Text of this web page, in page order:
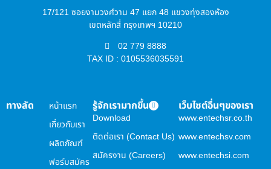
17/121 ซอยงามวงศ์วาน 47 แยก 48 แขวงทุ่งสองห้อง
เขตหลักสี่ กรุงเทพฯ 10210
02 779 8888
TAX ID : 0105536035591
ทางลัด
หน้าแรก
เกี่ยวกับเรา
ผลิตภัณฑ์
ฟอร์มสมัคร
รู้จักเรามากขึ้น
Download
ติดต่อเรา (Contact Us)
สมัครงาน (Careers)
เว็บไซต์อื่นๆของเรา
www.entechsr.co.th
www.entechsv.com
www.entechsi.com